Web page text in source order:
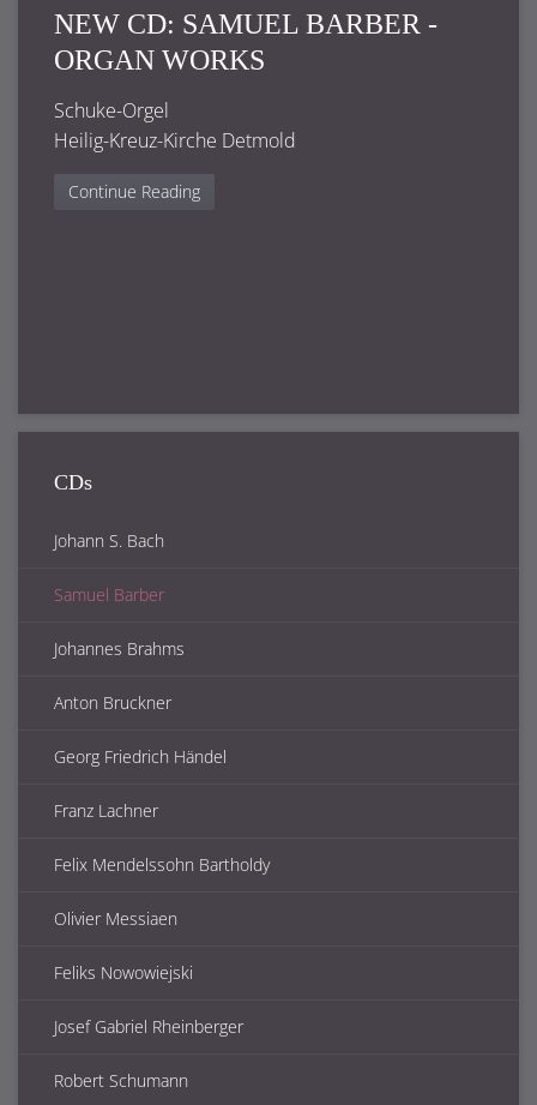
NEW CD: SAMUEL BARBER -
ORGAN WORKS
Schuke-Orgel
Heilig-Kreuz-Kirche Detmold
Continue Reading
CDs
Johann S. Bach
Samuel Barber
Johannes Brahms
Anton Bruckner
Georg Friedrich Händel
Franz Lachner
Felix Mendelssohn Bartholdy
Olivier Messiaen
Feliks Nowowiejski
Josef Gabriel Rheinberger
Robert Schumann